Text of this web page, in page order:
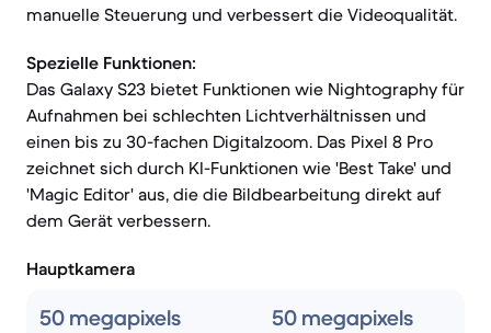
manuelle Steuerung und verbessert die Videoqualität.
Spezielle Funktionen:
Das Galaxy S23 bietet Funktionen wie Nightography für
Aufnahmen bei schlechten Lichtverhältnissen und
einen bis zu 30-fachen Digitalzoom. Das Pixel 8 Pro
zeichnet sich durch KI-Funktionen wie 'Best Take' und
'Magic Editor' aus, die die Bildbearbeitung direkt auf
dem Gerät verbessern.
Hauptkamera
50 megapixels 50 megapixels